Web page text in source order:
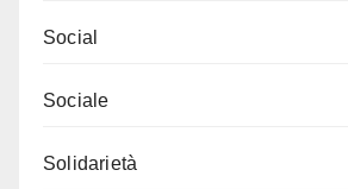
Social
Sociale
Solidarietà